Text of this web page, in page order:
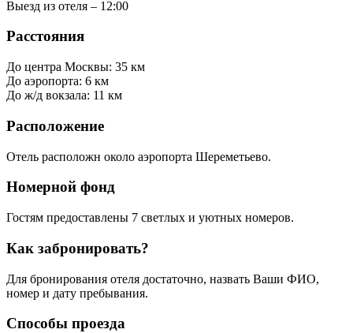
Выезд из отеля – 12:00
Расстояния
До центра Москвы: 35 км
До аэропорта: 6 км
До ж/д вокзала: 11 км
Расположение
Отель расположн около аэропорта Шереметьево.
Номерной фонд
Гостям предоставлены 7 светлых и уютных номеров.
Как забронировать?
Для бронирования отеля достаточно, назвать Ваши ФИО,
номер и дату пребывания.
Способы проезда